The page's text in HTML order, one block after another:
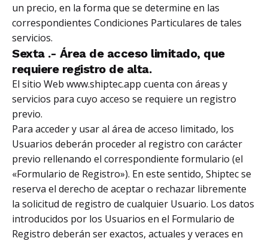
un precio, en la forma que se determine en las
correspondientes Condiciones Particulares de tales
servicios.
Sexta .- Área de acceso limitado, que
requiere registro de alta.
El sitio Web www.shiptec.app cuenta con áreas y
servicios para cuyo acceso se requiere un registro
previo.
Para acceder y usar al área de acceso limitado, los
Usuarios deberán proceder al registro con carácter
previo rellenando el correspondiente formulario (el
«Formulario de Registro»). En este sentido, Shiptec se
reserva el derecho de aceptar o rechazar libremente
la solicitud de registro de cualquier Usuario. Los datos
introducidos por los Usuarios en el Formulario de
Registro deberán ser exactos, actuales y veraces en